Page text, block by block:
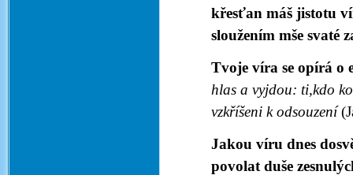
křesťan máš jistotu
sloužením mše svaté
Tvoje víra se opírá o
hlas a vyjdou: ti,kdo
vzkříšeni k odsouzení
Jakou víru dnes
povolat duše